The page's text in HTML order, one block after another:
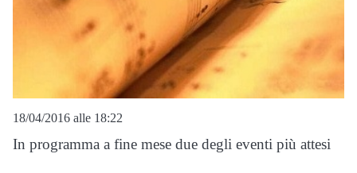
18/04/2016 alle 18:22
In programma a fine mese due degli eventi più attesi